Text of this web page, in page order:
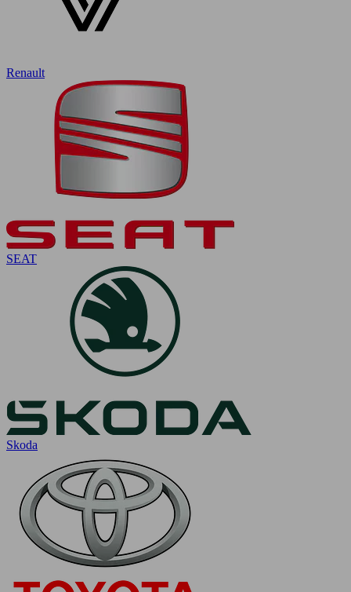
Renault
SEAT
Skoda